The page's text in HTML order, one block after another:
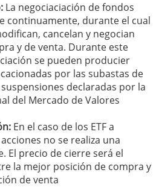
La negociaciación de fondos
continuamente, durante el cual
cancelan y negocian
y de venta. Durante este
se pueden producier
por las subastas de
declaradas por la
del Mercado de Valores
En el caso de los ETF a
no se realiza una
El precio de cierre será el
la mejor posición de compra y
de venta